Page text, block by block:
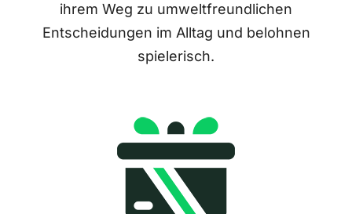
ihrem Weg zu umweltfreundlichen
Entscheidungen im Alltag und belohnen
spielerisch.